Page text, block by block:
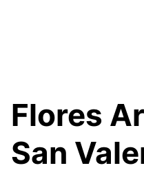
Flores
San